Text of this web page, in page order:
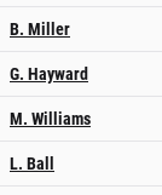
B. Miller
G. Hayward
M. Williams
L. Ball